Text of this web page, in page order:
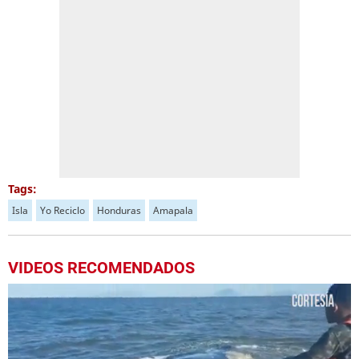
Tags:
Isla Yo Reciclo Honduras Amapala
VIDEOS RECOMENDADOS